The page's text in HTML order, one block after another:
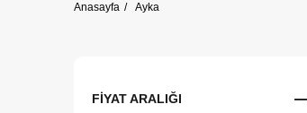
Anasayfa Ayka
FIYAT ARALIĞI